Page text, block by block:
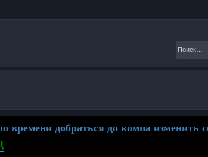
добраться до компа изменить